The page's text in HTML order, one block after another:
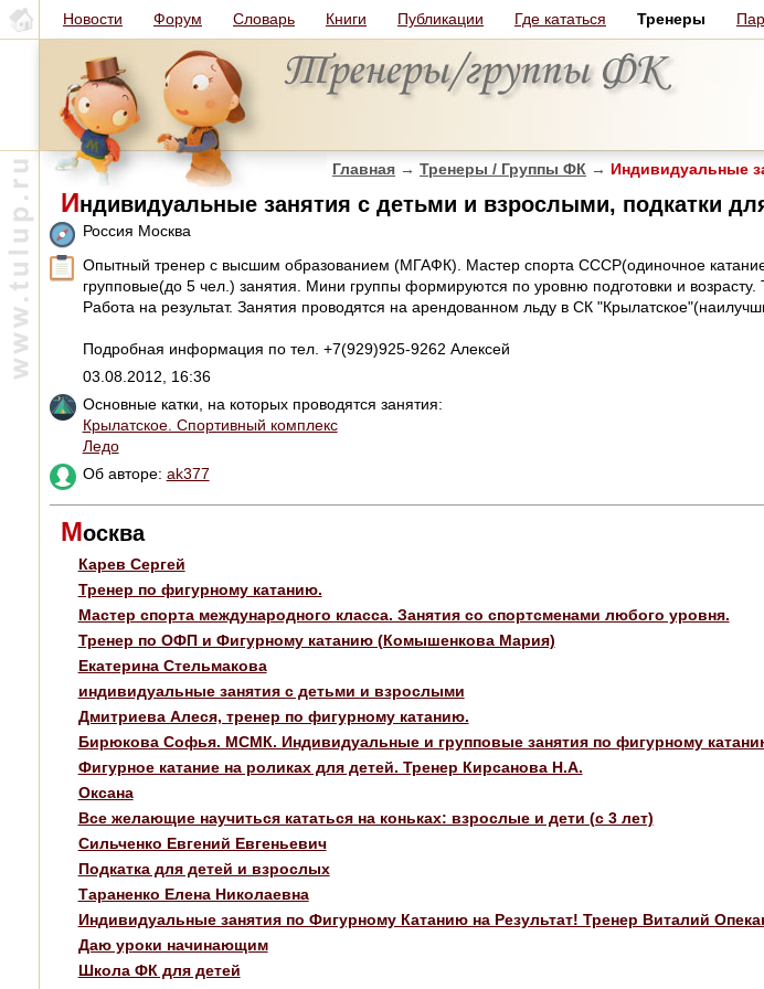
Новости Форум Словарь Книги Публикации Где кататься Тренеры
Главная → Тренеры / Группы ФК → Индивидуальные
Индивидуальные занятия с детьми и взрослыми, подкатки
Россия Москва
Опытный тренер с высшим образованием (МГАФК). Мастер спорта СССР(одиночное
групповые(до 5 чел.) занятия. Мини группы формируются по уровню подготовки и
Работа на результат. Занятия проводятся на арендованном льду в СК
Подробная информация по тел. +7(929)925-9262 Алексей
03.08.2012, 16:36
Основные катки, на которых проводятся занятия:
Крылатское. Спортивный комплекс
Ледо
Об авторе: ak377
Москва
Карев Сергей
Тренер по фигурному катанию.
Мастер спорта международного класса. Занятия со спортсменами любого уровня.
Тренер по ОФП и Фигурному катанию (Комышенкова Мария)
Екатерина Стельмакова
индивидуальные занятия с детьми и взрослыми
Дмитриева Алеся, тренер по фигурному катанию.
Бирюкова Софья. МСМК. Индивидуальные и групповые занятия по фигурному
Фигурное катание на роликах для детей. Тренер Кирсанова Н.А.
Оксана
Все желающие научиться кататься на коньках: взрослые и дети (с 3 лет)
Сильченко Евгений Евгеньевич
Подкатка для детей и взрослых
Тараненко Елена Николаевна
Индивидуальные занятия по Фигурному Катанию на Результат! Тренер Виталий
Даю уроки начинающим
Школа ФК для детей